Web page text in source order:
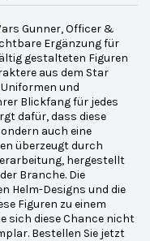
Gunner, Officer &
Ergänzung für
gestalteten Figuren
aus dem Star
und
Blickfang für jedes
dafür, dass diese
auch eine
überzeugt durch
hergestellt
Branche. Die
Helm-Designs und die
Figuren zu einem
sich diese Chance nicht
Bestellen Sie jetzt